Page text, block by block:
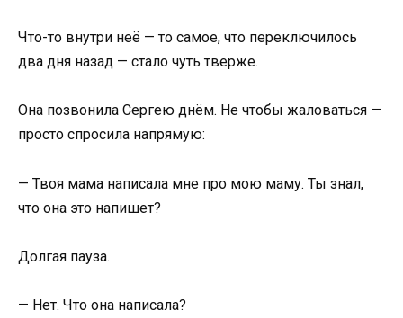
Что-то внутри неё — то самое, что переключилось
два дня назад — стало чуть тверже.
Она позвонила Сергею днём. Не чтобы жаловаться —
просто спросила напрямую:
— Твоя мама написала мне про мою маму. Ты знал,
что она это напишет?
Долгая пауза.
— Нет. Что она написала?